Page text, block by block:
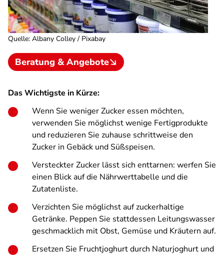
Quelle: Albany Colley / Pixabay
Beratung & Angebote
Das Wichtigste in Kürze:
Wenn Sie weniger Zucker essen möchten,
verwenden Sie möglichst wenige Fertigprodukte
und reduzieren Sie zuhause schrittweise den
Zucker in Gebäck und Süßspeisen.
Versteckter Zucker lässt sich enttarnen: werfen Sie
einen Blick auf die Nährwerttabelle und die
Zutatenliste.
Verzichten Sie möglichst auf zuckerhaltige
Getränke. Peppen Sie stattdessen Leitungswasser
geschmacklich mit Obst, Gemüse und Kräutern auf.
Ersetzen Sie Fruchtjoghurt durch Naturjoghurt und